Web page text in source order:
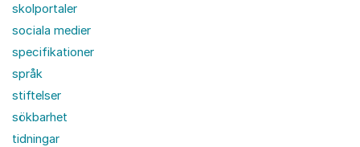
skolportaler
sociala medier
specifikationer
språk
stiftelser
sökbarhet
tidningar